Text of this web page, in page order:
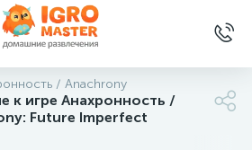
/ Anachrony
к игре Анахронность /
Future Imperfect